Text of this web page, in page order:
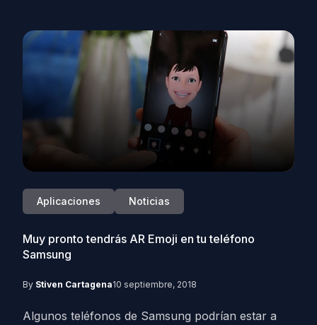
Aplicaciones Noticias
Muy pronto tendrás AR Emoji en tu teléfono
Samsung
By Stiven Cartagena10 septiembre, 2018
Algunos teléfonos de Samsung podrían estar a